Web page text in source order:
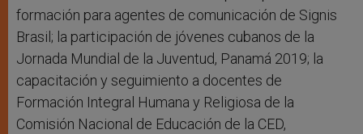
formación para agentes de comunicación de Signis
Brasil; la participación de jóvenes cubanos de la
Jornada Mundial de la Juventud, Panamá 2019; la
capacitación y seguimiento a docentes de
Formación Integral Humana y Religiosa de la
Comisión Nacional de Educación de la CED,